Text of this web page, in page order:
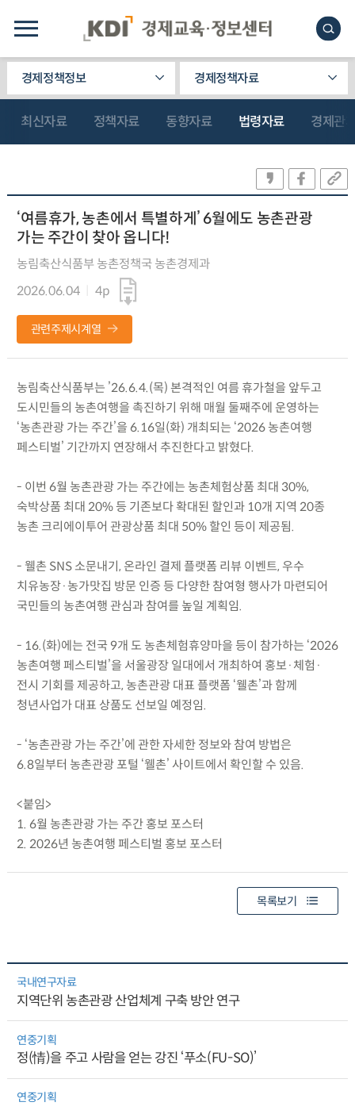
경제정책정보 경제정책자료
최신자료 정책자료 동향자료 법령자료 경제관
‘여름휴가, 농촌에서 특별하게’ 6월에도 농촌관광
가는 주간이 찾아 옵니다!
농림축산식품부 농촌정책국 농촌경제과
2026.06.04
4p
관련주제시계열
농림축산식품부는 ’26.6.4.(목) 본격적인 여름 휴가철을 앞두고
도시민들의 농촌여행을 촉진하기 위해 매월 둘째주에 운영하는
‘농촌관광 가는 주간’을 6.16일(화) 개최되는 ‘2026 농촌여행
페스티벌’ 기간까지 연장해서 추진한다고 밝혔다.
- 이번 6월 농촌관광 가는 주간에는 농촌체험상품 최대 30%,
숙박상품 최대 20% 등 기존보다 확대된 할인과 10개 지역 20종
농촌 크리에이투어 관광상품 최대 50% 할인 등이 제공됨.
- 웰촌 SNS 소문내기, 온라인 결제 플랫폼 리뷰 이벤트, 우수
치유농장·농가맛집 방문 인증 등 다양한 참여형 행사가 마련되어
국민들의 농촌여행 관심과 참여를 높일 계획임.
- 16.(화)에는 전국 9개 도 농촌체험휴양마을 등이 참가하는 ‘2026
농촌여행 페스티벌’을 서울광장 일대에서 개최하여 홍보·체험·
전시 기회를 제공하고, 농촌관광 대표 플랫폼 ‘웰촌’과 함께
청년사업가 대표 상품도 선보일 예정임.
- ‘농촌관광 가는 주간’에 관한 자세한 정보와 참여 방법은
6.8일부터 농촌관광 포털 ‘웰촌’ 사이트에서 확인할 수 있음.
<붙임>
1. 6월 농촌관광 가는 주간 홍보 포스터
2. 2026년 농촌여행 페스티벌 홍보 포스터
목록보기
국내연구자료
지역단위 농촌관광 산업체계 구축 방안 연구
연중기획
정(情)을 주고 사람을 얻는 강진 ‘푸소(FU-SO)’
연중기획